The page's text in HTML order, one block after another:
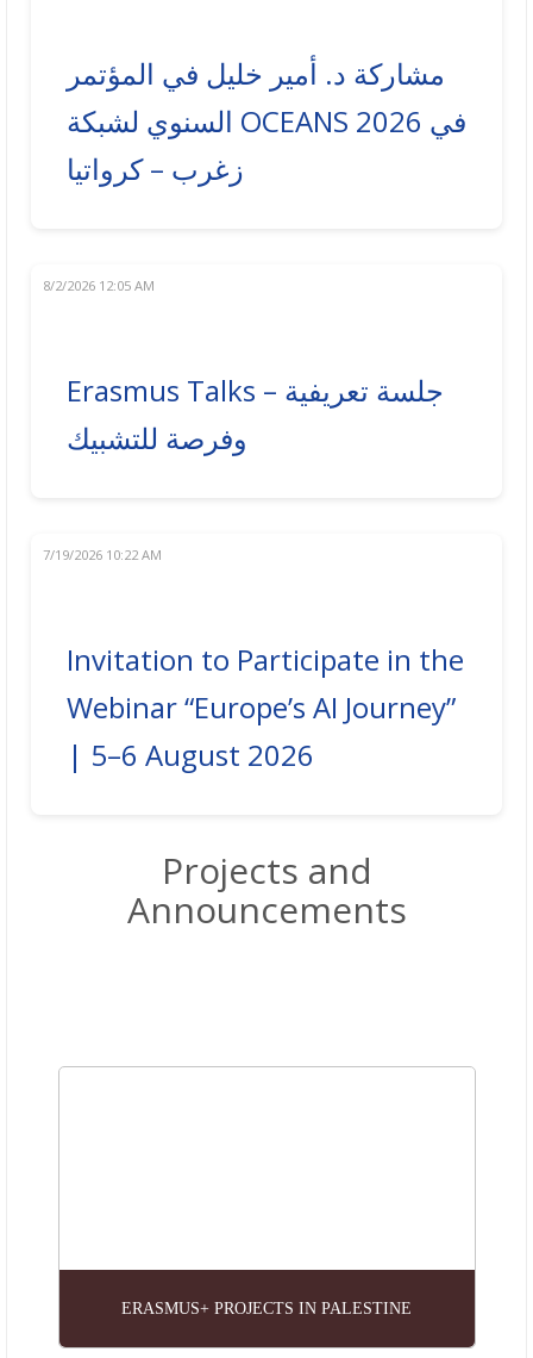
مشاركة د. أمير خليل في المؤتمر
السنوي لشبكة OCEANS 2026 في
زغرب – كرواتيا
8/2/2026 12:05 AM
Erasmus Talks – جلسة تعريفية
وفرصة للتشبيك
7/19/2026 10:22 AM
Invitation to Participate in the
Webinar “Europe’s AI Journey”
| 5–6 August 2026
Projects and
Announcements
ERASMUS+ PROJECTS IN PALESTINE